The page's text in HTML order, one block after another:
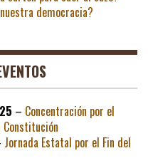
democracia?
– Concentración por el
Constitución
Jornada Estatal por el Fin del